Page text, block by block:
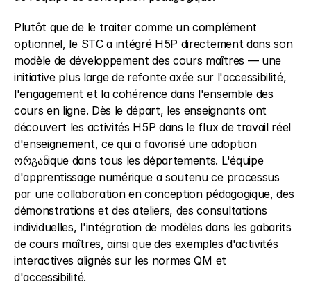
Plutôt que de le traiter comme un complément
optionnel, le STC a intégré H5P directement dans son
modèle de développement des cours maîtres — une
initiative plus large de refonte axée sur l'accessibilité,
l'engagement et la cohérence dans l'ensemble des
cours en ligne. Dès le départ, les enseignants ont
découvert les activités H5P dans le flux de travail réel
d'enseignement, ce qui a favorisé une adoption
ორგანique dans tous les départements. L'équipe
d'apprentissage numérique a soutenu ce processus
par une collaboration en conception pédagogique, des
démonstrations et des ateliers, des consultations
individuelles, l'intégration de modèles dans les gabarits
de cours maîtres, ainsi que des exemples d'activités
interactives alignés sur les normes QM et
d'accessibilité.